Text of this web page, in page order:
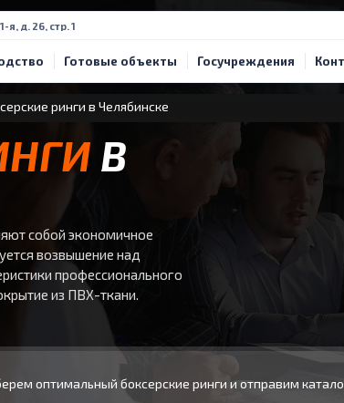
я, д. 26, стр. 1
Готовые объекты Госучреждения
ринги в Челябинске
В
собой экономичное
возвышение над
профессионального
из ПВХ-ткани.
оптимальный боксерские ринги и отправим